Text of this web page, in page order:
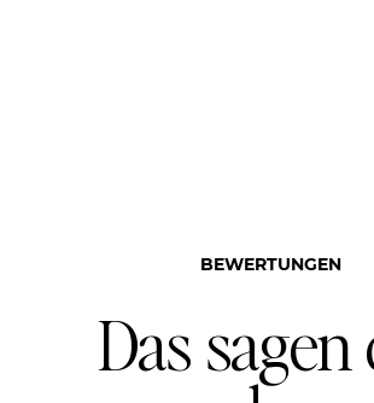
BEWERTUNGEN
Das sagen